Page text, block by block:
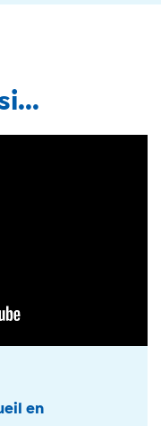
en